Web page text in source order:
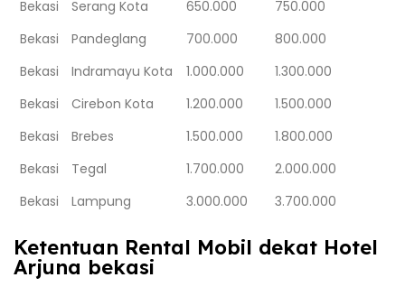
Bekasi
Serang Kota 650.000
750.000
Bekasi
Pandeglang 700.000
800.000
Bekasi
Indramayu Kota 1.000.000
1.300.000
Bekasi
Cirebon Kota 1.200.000
1.500.000
Bekasi
Brebes 1.500.000
1.800.000
Bekasi
Tegal 1.700.000
2.000.000
Bekasi
Lampung 3.000.000 3.700.000
Ketentuan Rental Mobil dekat Hotel
Arjuna bekasi